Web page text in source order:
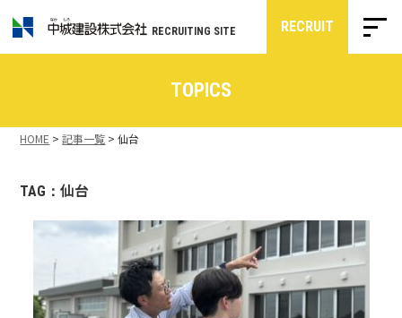
RECRUITING SITE RECRUIT
TOPICS
HOME >記事一覧 >仙台
TAG：仙台